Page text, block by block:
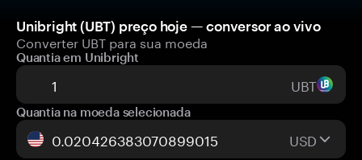
Unibright (UBT) preço hoje — conversor ao vivo
Converter UBT para sua moeda
Quantia em Unibright
UBT
Quantia na moeda selecionada
USD